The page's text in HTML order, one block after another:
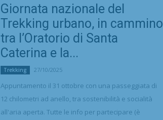
Giornata nazionale del
Trekking urbano, in cammino
tra l’Oratorio di Santa
Caterina e la...
Trekking 27/10/2025
Appuntamento il 31 ottobre con una passeggiata di
12 chilometri ad anello, tra sostenibilità e socialità
all'aria aperta. Tutte le info per partecipare (è